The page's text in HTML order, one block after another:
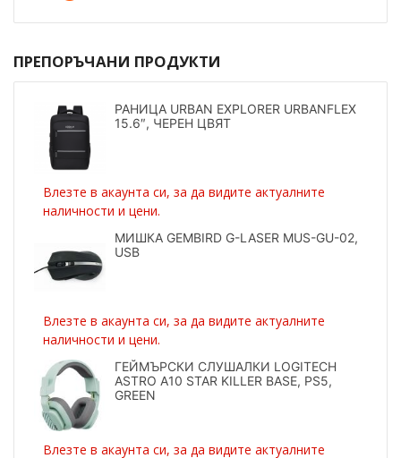
ПРЕПОРЪЧАНИ ПРОДУКТИ
РАНИЦА URBAN EXPLORER URBANFLEX
15.6″, ЧЕРЕН ЦВЯТ
Влезте в акаунта си, за да видите актуалните
наличности и цени.
МИШКА GEMBIRD G-LASER MUS-GU-02,
USB
Влезте в акаунта си, за да видите актуалните
наличности и цени.
ГЕЙМЪРСКИ СЛУШАЛКИ LOGITECH
ASTRO A10 STAR KILLER BASE, PS5,
GREEN
Влезте в акаунта си, за да видите актуалните